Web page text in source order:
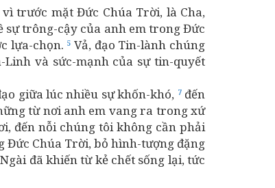
vì trước mặt Đức Chúa Trời, là Cha,
sự trông-cậy của anh em trong Đức
lựa-chọn. 5 Vả, đạo Tin-lành chúng
và sức-mạnh của sự tin-quyết
giữa lúc nhiều sự khốn-khó, 7đến
từ nơi anh em vang ra trong xứ
đến nỗi chúng tôi không cần phải
Đức Chúa Trời, bỏ hình-tượng đặng
đã khiến từ kẻ chết sống lại, tức